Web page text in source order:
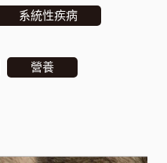
系統性疾病
營養